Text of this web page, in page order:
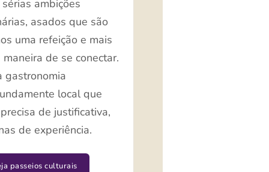
ambições
asados que são
uma refeição e mais
maneira de se conectar.
gastronomia
local que
de justificativa,
de experiência.
passeios culturais